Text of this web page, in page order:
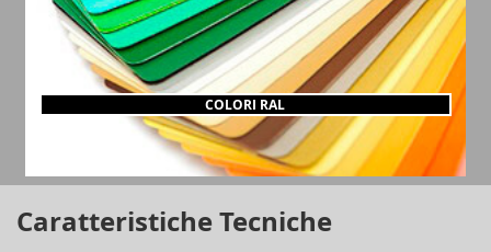
COLORI RAL
Caratteristiche Tecniche